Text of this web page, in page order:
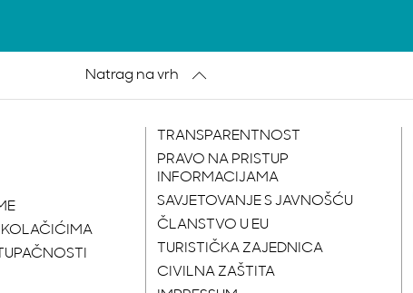
Natrag na vrh
KOLAČIĆIMA
TRANSPARENTNOST
PRAVO NA PRISTUP
INFORMACIJAMA
SAVJETOVANJE S JAVNOŠĆU
ČLANSTVO U EU
TURISTIČKA ZAJEDNICA
CIVILNA ZAŠTITA